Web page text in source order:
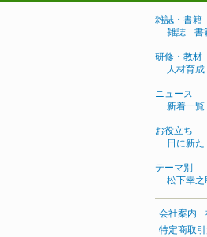
雑誌・書籍
雑誌
書
研修・教材
人材育成
ニュース
新着一覧
お役立ち
日に新た
テーマ別
松下幸之
会社案内
特定商取